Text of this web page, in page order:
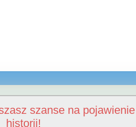
szanse na
historii!